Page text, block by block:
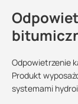
Odpowietrzenie
Produkt
systemami
zapewnia
jest UV
nie wymaga
szybki
Sprzedajemy na:
sztuki
Kontakt